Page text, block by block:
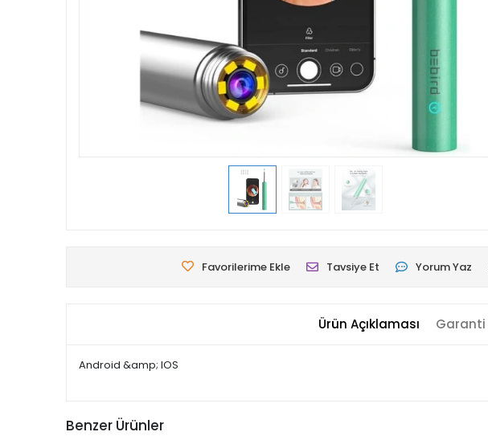
Favorilerime Ekle Tavsiye Et Yorum Yaz
Ürün Açıklaması Garanti
Android &amp; IOS
Benzer Ürünler